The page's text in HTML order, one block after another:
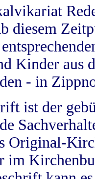
diesem
Kinder aus
- in
ist der
Original-
im